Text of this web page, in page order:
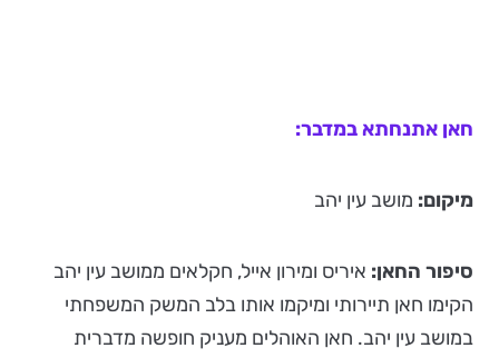
חאן אתנחתא במדבר:
מיקום: מושב עין יהב
סיפור החאן: איריס ומירון אייל, חקלאים ממושב עין יהב
הקימו חאן תיירותי ומיקמו אותו בלב המשק המשפחתי
במושב עין יהב. חאן האוהלים מעניק חופשה מדברית